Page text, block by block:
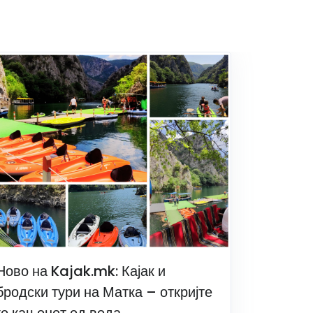
на Kajak.mk: Кајак и
тури на Матка – откријте